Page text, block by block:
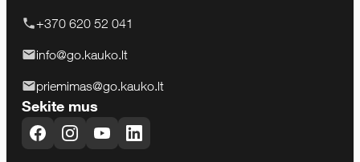
+370 620 52 041
info@go.kauko.lt
priemimas@go.kauko.lt
Sekite mus